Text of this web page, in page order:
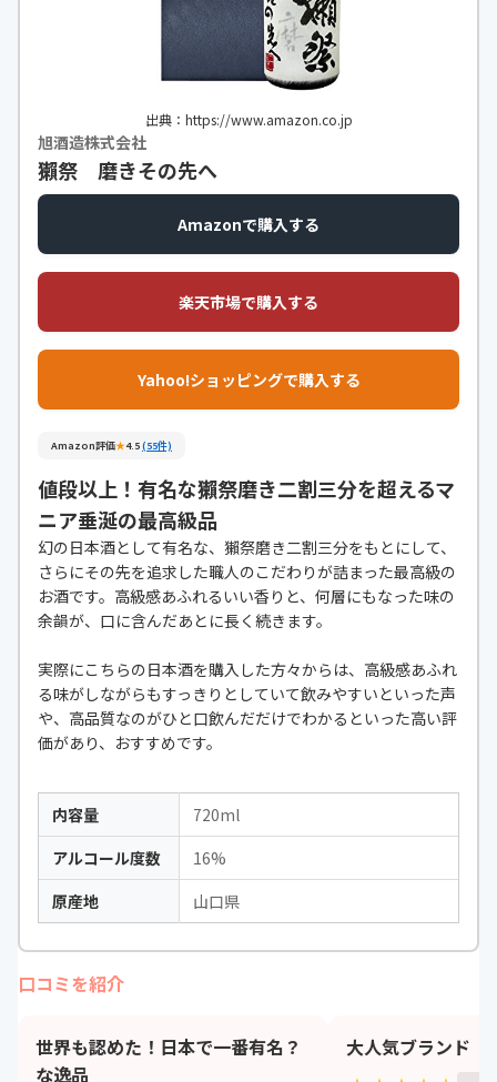
出典：https://www.amazon.co.jp
旭酒造株式会社
獺祭 磨きその先へ
Amazonで購入する
楽天市場で購入する
Yahoo!ショッピングで購入する
Amazon評価★4.5(55件)
値段以上！有名な獺祭磨き二割三分を超えるマ
ニア垂涎の最高級品
幻の日本酒として有名な、獺祭磨き二割三分をもとにして、
さらにその先を追求した職人のこだわりが詰まった最高級の
お酒です。高級感あふれるいい香りと、何層にもなった味の
余韻が、口に含んだあとに長く続きます。
実際にこちらの日本酒を購入した方々からは、高級感あふれ
る味がしながらもすっきりとしていて飲みやすいといった声
や、高品質なのがひと口飲んだだけでわかるといった高い評
価があり、おすすめです。
内容量
720ml
アルコール度数
16%
原産地
山口県
口コミを紹介
世界も認めた！日本で一番有名？
な逸品
大人気ブランド